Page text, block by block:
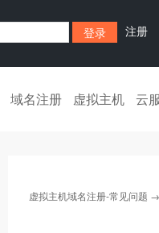
注册
域名注册 虚拟主机 云
虚拟主机域名注册-常见问题